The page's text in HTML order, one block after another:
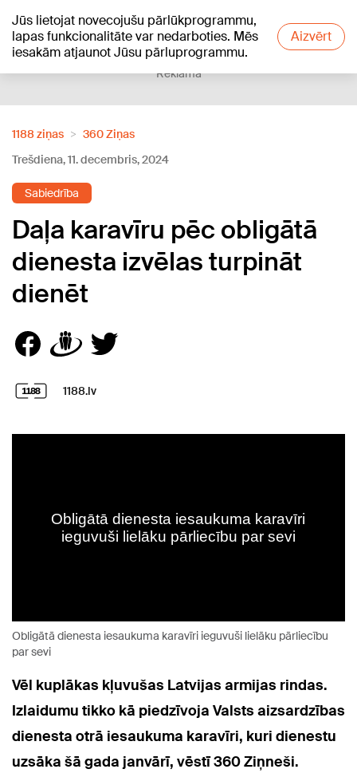
Jūs lietojat novecojušu pārlūkprogrammu,
lapas funkcionalitāte var nedarboties. Mēs
iesakām atjaunot Jūsu pārluprogrammu.
Aizvērt
+20°C
Reklāma
1188 ziņas
360 Ziņas
Trešdiena, 11. decembris, 2024
Sabiedrība
Daļa karavīru pēc obligātā
dienesta izvēlas turpināt
dienēt
1188.lv
Obligātā dienesta iesaukuma karavīri ieguvuši lielāku pārliecību
par sevi
Vēl kuplākas kļuvušas Latvijas armijas rindas.
Izlaidumu tikko kā piedzīvoja Valsts aizsardzības
dienesta otrā iesaukuma karavīri, kuri dienestu
uzsāka šā gada janvārī, vēstī 360 Ziņneši.